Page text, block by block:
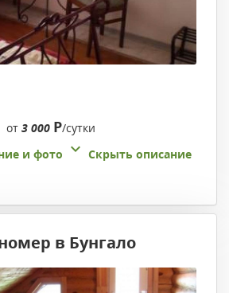
от 3 000 Р/сутки
и фото
Скрыть описание
в Бунгало